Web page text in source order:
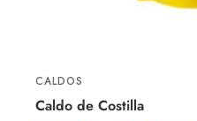
CALDOS
Caldo de Costilla